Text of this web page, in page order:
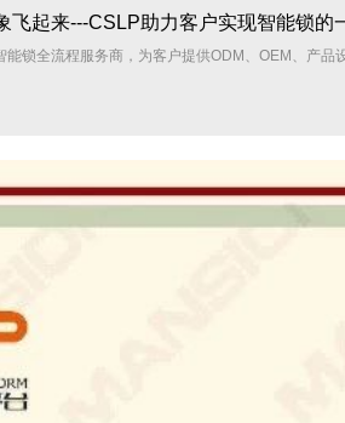
飞起来---CSLP助力客户实现智能锁的
能锁全流程服务商，为客户提供ODM、OEM、产